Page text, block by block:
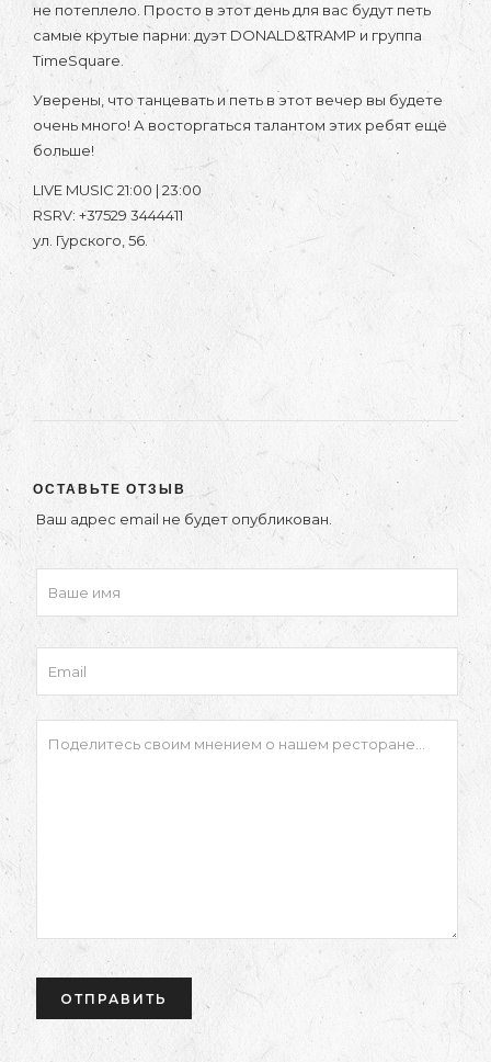
не потеплело. Просто в этот день для вас будут петь
самые крутые парни: дуэт DONALD&TRAMP и группа
TimeSquare.
Уверены, что танцевать и петь в этот вечер вы будете
очень много! А восторгаться талантом этих ребят ещё
больше!
LIVE MUSIC 21:00 | 23:00
RSRV: +37529 3444411
ул. Гурского, 56.
ОСТАВЬТЕ ОТЗЫВ
Ваш адрес email не будет опубликован.